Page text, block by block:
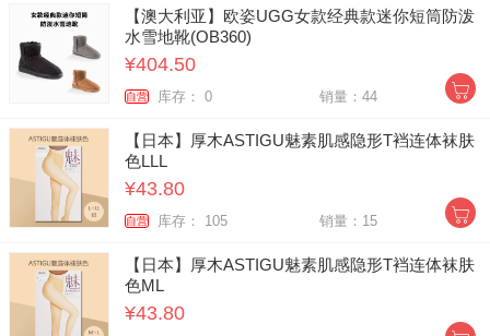
【澳大利亚】欧姿UGG女款经典款迷你短筒防泼
水雪地靴(OB360)
¥404.50
自营 库存： 0 销量：44
【日本】厚木ASTIGU魅素肌感隐形T裆连体袜肤
色LLL
¥43.80
自营 库存： 105 销量：15
【日本】厚木ASTIGU魅素肌感隐形T裆连体袜肤
色ML
¥43.80